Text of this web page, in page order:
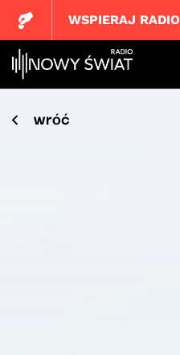
WSPIERAJ RADIO
wróć